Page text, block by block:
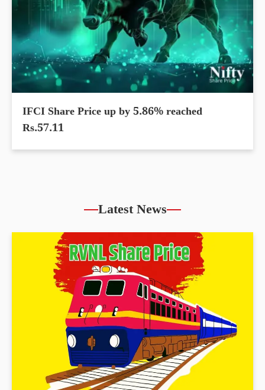
IFCI Share Price up by 5.86% reached
Rs.57.11
Latest News